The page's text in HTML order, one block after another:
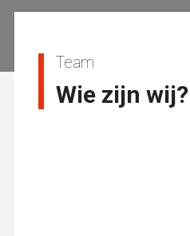
Team
Wie zijn wij?